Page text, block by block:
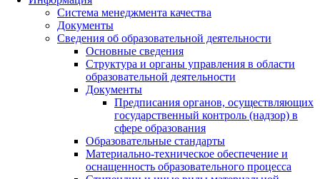
Система менеджмента качества
Документы
Сведения об образовательной деятельности
Основные сведения
Структура и органы управления в области
образовательной деятельности
Документы
Предписания органов, осуществляющих
государственный контроль (надзор) в
сфере образования
Образовательные стандарты
Материально-техническое обеспечение и
оснащенность образовательного процесса